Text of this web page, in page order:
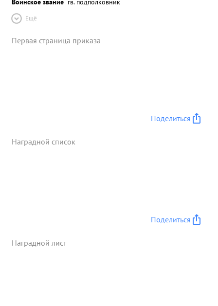
Ещё
Первая страница приказа
Поделиться
Наградной список
Поделиться
Наградной лист